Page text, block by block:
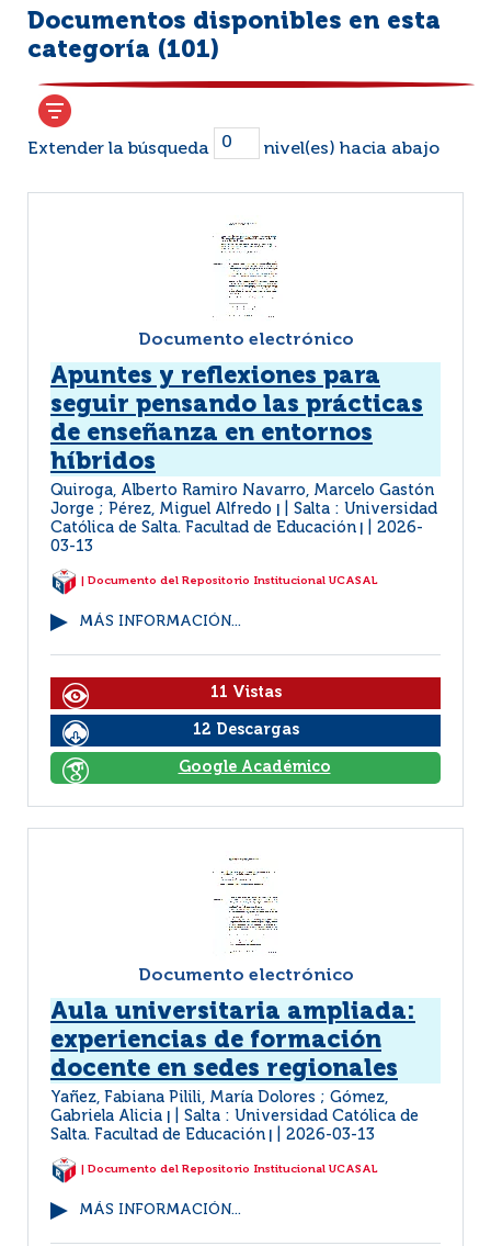
Documentos disponibles en esta
categoría (101)
Extender la búsqueda nivel(es) hacia abajo
Documento electrónico
Apuntes y reflexiones para
seguir pensando las prácticas
de enseñanza en entornos
híbridos
Quiroga, Alberto Ramiro Navarro, Marcelo Gastón
Jorge ; Pérez, Miguel Alfredo
Salta : Universidad
Católica de Salta. Facultad de Educación
2026-
03-13
| Documento del Repositorio Institucional UCASAL
MÁS INFORMACIÓN...
11 Vistas
12 Descargas
Google Académico
Documento electrónico
Aula universitaria ampliada:
experiencias de formación
docente en sedes regionales
Yañez, Fabiana Pilili, María Dolores ; Gómez,
Gabriela Alicia
Salta : Universidad Católica de
Salta. Facultad de Educación
2026-03-13
| Documento del Repositorio Institucional UCASAL
MÁS INFORMACIÓN...